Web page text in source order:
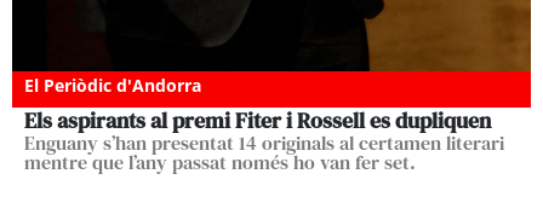
El Periòdic d'Andorra
Els aspirants al premi Fiter i Rossell es dupliquen
Enguany s’han presentat 14 originals al certamen literari
mentre que l’any passat només ho van fer set.